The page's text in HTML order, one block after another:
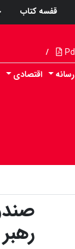
قفسه کتاب
/
رسانه اقتصادی